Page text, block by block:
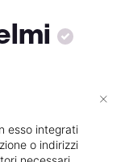
del
esso integrati
o indirizzi
×